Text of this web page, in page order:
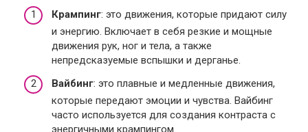
Крампинг: это движения, которые придают силу
и энергию. Включает в себя резкие и мощные
движения рук, ног и тела, а также
непредсказуемые вспышки и дерганье.
Вайбинг: это плавные и медленные движения,
которые передают эмоции и чувства. Вайбинг
часто используется для создания контраста с
энергичными крампингом.